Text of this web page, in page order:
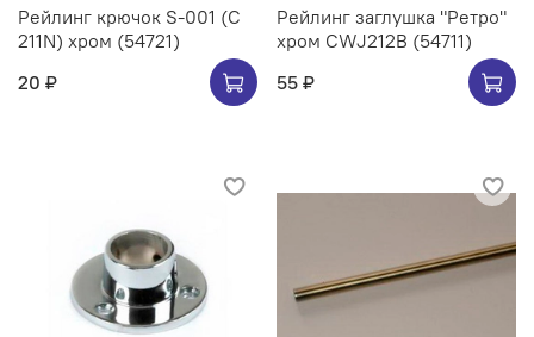
Рейлинг крючок S-001 (C
211N) хром (54721)
20 ₽
Рейлинг заглушка "Ретро"
хром CWJ212B (54711)
55 ₽